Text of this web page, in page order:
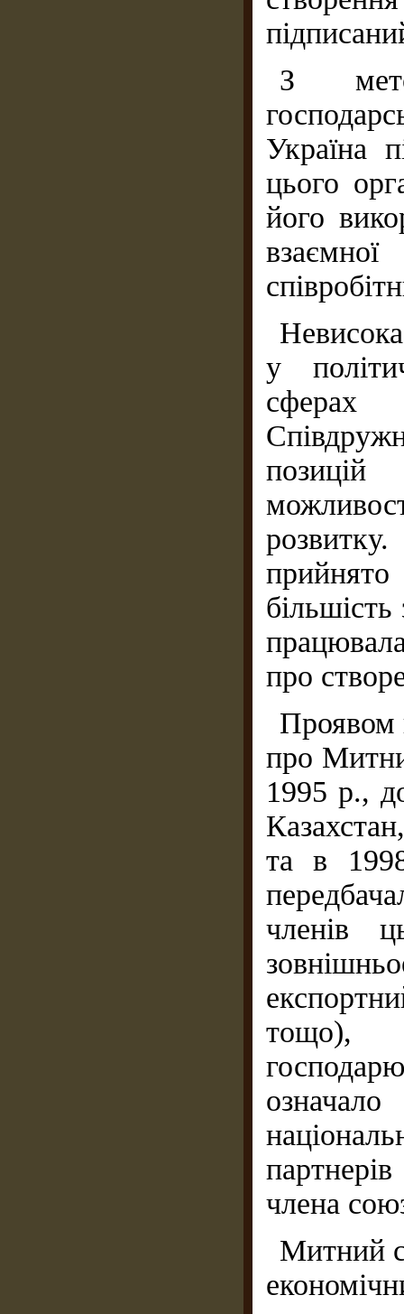
З
Україна
цього
його
у
сферах
позицій
про
Проявом
про
1995 р.,
та в
членів
тощо),
члена
Митний